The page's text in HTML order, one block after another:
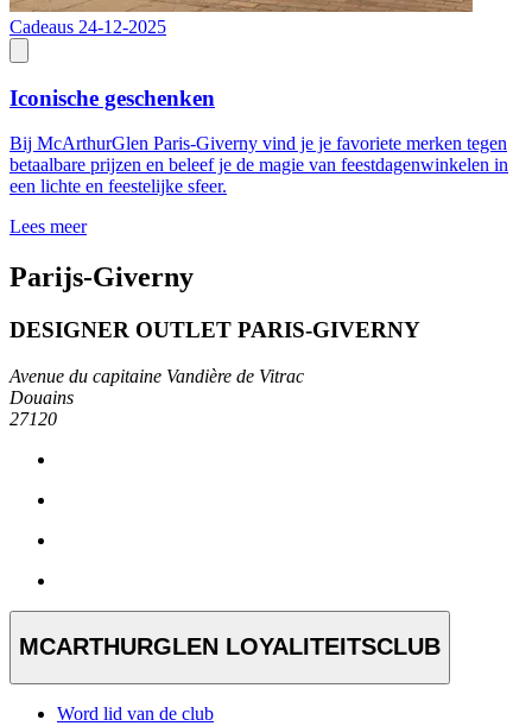
Cadeaus 24-12-2025
Iconische geschenken
Bij McArthurGlen Paris-Giverny vind je je favoriete merken tegen
betaalbare prijzen en beleef je de magie van feestdagenwinkelen in
een lichte en feestelijke sfeer.
Lees meer
Parijs-Giverny
DESIGNER OUTLET PARIS-GIVERNY
Avenue du capitaine Vandière de Vitrac
Douains
27120
MCARTHURGLEN LOYALITEITSCLUB
Word lid van de club